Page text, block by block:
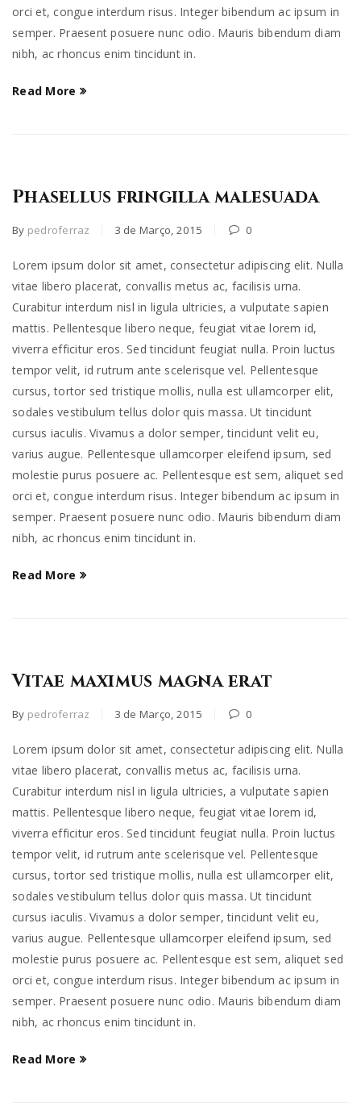
orci et, congue interdum risus. Integer bibendum ac ipsum in
semper. Praesent posuere nunc odio. Mauris bibendum diam
nibh, ac rhoncus enim tincidunt in.
Read More
Phasellus fringilla malesuada
By pedroferraz 3 de Março, 2015 0
Lorem ipsum dolor sit amet, consectetur adipiscing elit. Nulla
vitae libero placerat, convallis metus ac, facilisis urna.
Curabitur interdum nisl in ligula ultricies, a vulputate sapien
mattis. Pellentesque libero neque, feugiat vitae lorem id,
viverra efficitur eros. Sed tincidunt feugiat nulla. Proin luctus
tempor velit, id rutrum ante scelerisque vel. Pellentesque
cursus, tortor sed tristique mollis, nulla est ullamcorper elit,
sodales vestibulum tellus dolor quis massa. Ut tincidunt
cursus iaculis. Vivamus a dolor semper, tincidunt velit eu,
varius augue. Pellentesque ullamcorper eleifend ipsum, sed
molestie purus posuere ac. Pellentesque est sem, aliquet sed
orci et, congue interdum risus. Integer bibendum ac ipsum in
semper. Praesent posuere nunc odio. Mauris bibendum diam
nibh, ac rhoncus enim tincidunt in.
Read More
Vitae maximus magna erat
By pedroferraz 3 de Março, 2015 0
Lorem ipsum dolor sit amet, consectetur adipiscing elit. Nulla
vitae libero placerat, convallis metus ac, facilisis urna.
Curabitur interdum nisl in ligula ultricies, a vulputate sapien
mattis. Pellentesque libero neque, feugiat vitae lorem id,
viverra efficitur eros. Sed tincidunt feugiat nulla. Proin luctus
tempor velit, id rutrum ante scelerisque vel. Pellentesque
cursus, tortor sed tristique mollis, nulla est ullamcorper elit,
sodales vestibulum tellus dolor quis massa. Ut tincidunt
cursus iaculis. Vivamus a dolor semper, tincidunt velit eu,
varius augue. Pellentesque ullamcorper eleifend ipsum, sed
molestie purus posuere ac. Pellentesque est sem, aliquet sed
orci et, congue interdum risus. Integer bibendum ac ipsum in
semper. Praesent posuere nunc odio. Mauris bibendum diam
nibh, ac rhoncus enim tincidunt in.
Read More